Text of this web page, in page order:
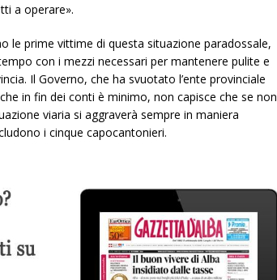
a operare».
le prime vittime di questa situazione paradossale,
con i mezzi necessari per mantenere pulite e
Il Governo, che ha svuotato l’ente provinciale
in fin dei conti è minimo, non capisce che se non
viaria si aggraverà sempre in maniera
i cinque capocantonieri.